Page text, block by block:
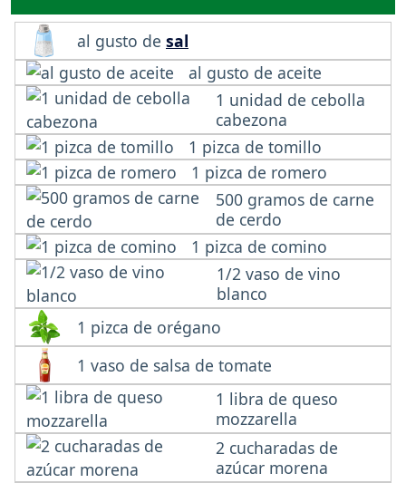
al gusto de sal
al gusto de aceite
1 unidad de cebolla
cabezona
1 pizca de tomillo
1 pizca de romero
500 gramos de carne
de cerdo
1 pizca de comino
1/2 vaso de vino
blanco
1 pizca de orégano
1 vaso de salsa de tomate
1 libra de queso
mozzarella
2 cucharadas de
azúcar morena